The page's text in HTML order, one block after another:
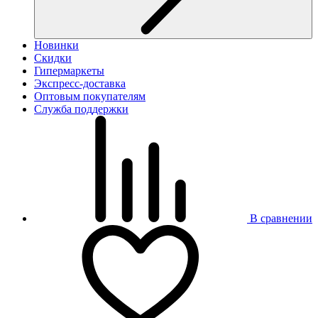
Новинки
Скидки
Гипермаркеты
Экспресс-доставка
Оптовым покупателям
Служба поддержки
В сравнении